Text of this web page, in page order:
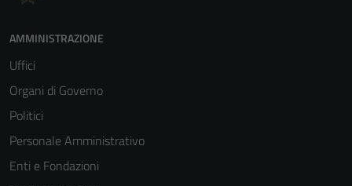
AMMINISTRAZIONE
Uffici
Organi di Governo
Politici
Personale Amministrativo
Enti e Fondazioni